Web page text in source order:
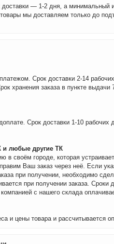
— 1-2 дня, а минимальный
мы доставляем только до
Срок доставки 2-14
хранения заказа в пункте
Срок доставки 1-10 рабочих
и любые другие ТК
в своём городе, которая
Ваш заказ через неё. Если
при получении, необходимо
при получении заказа. Сроки
с нашего склада
и цены товара и рассчитывается